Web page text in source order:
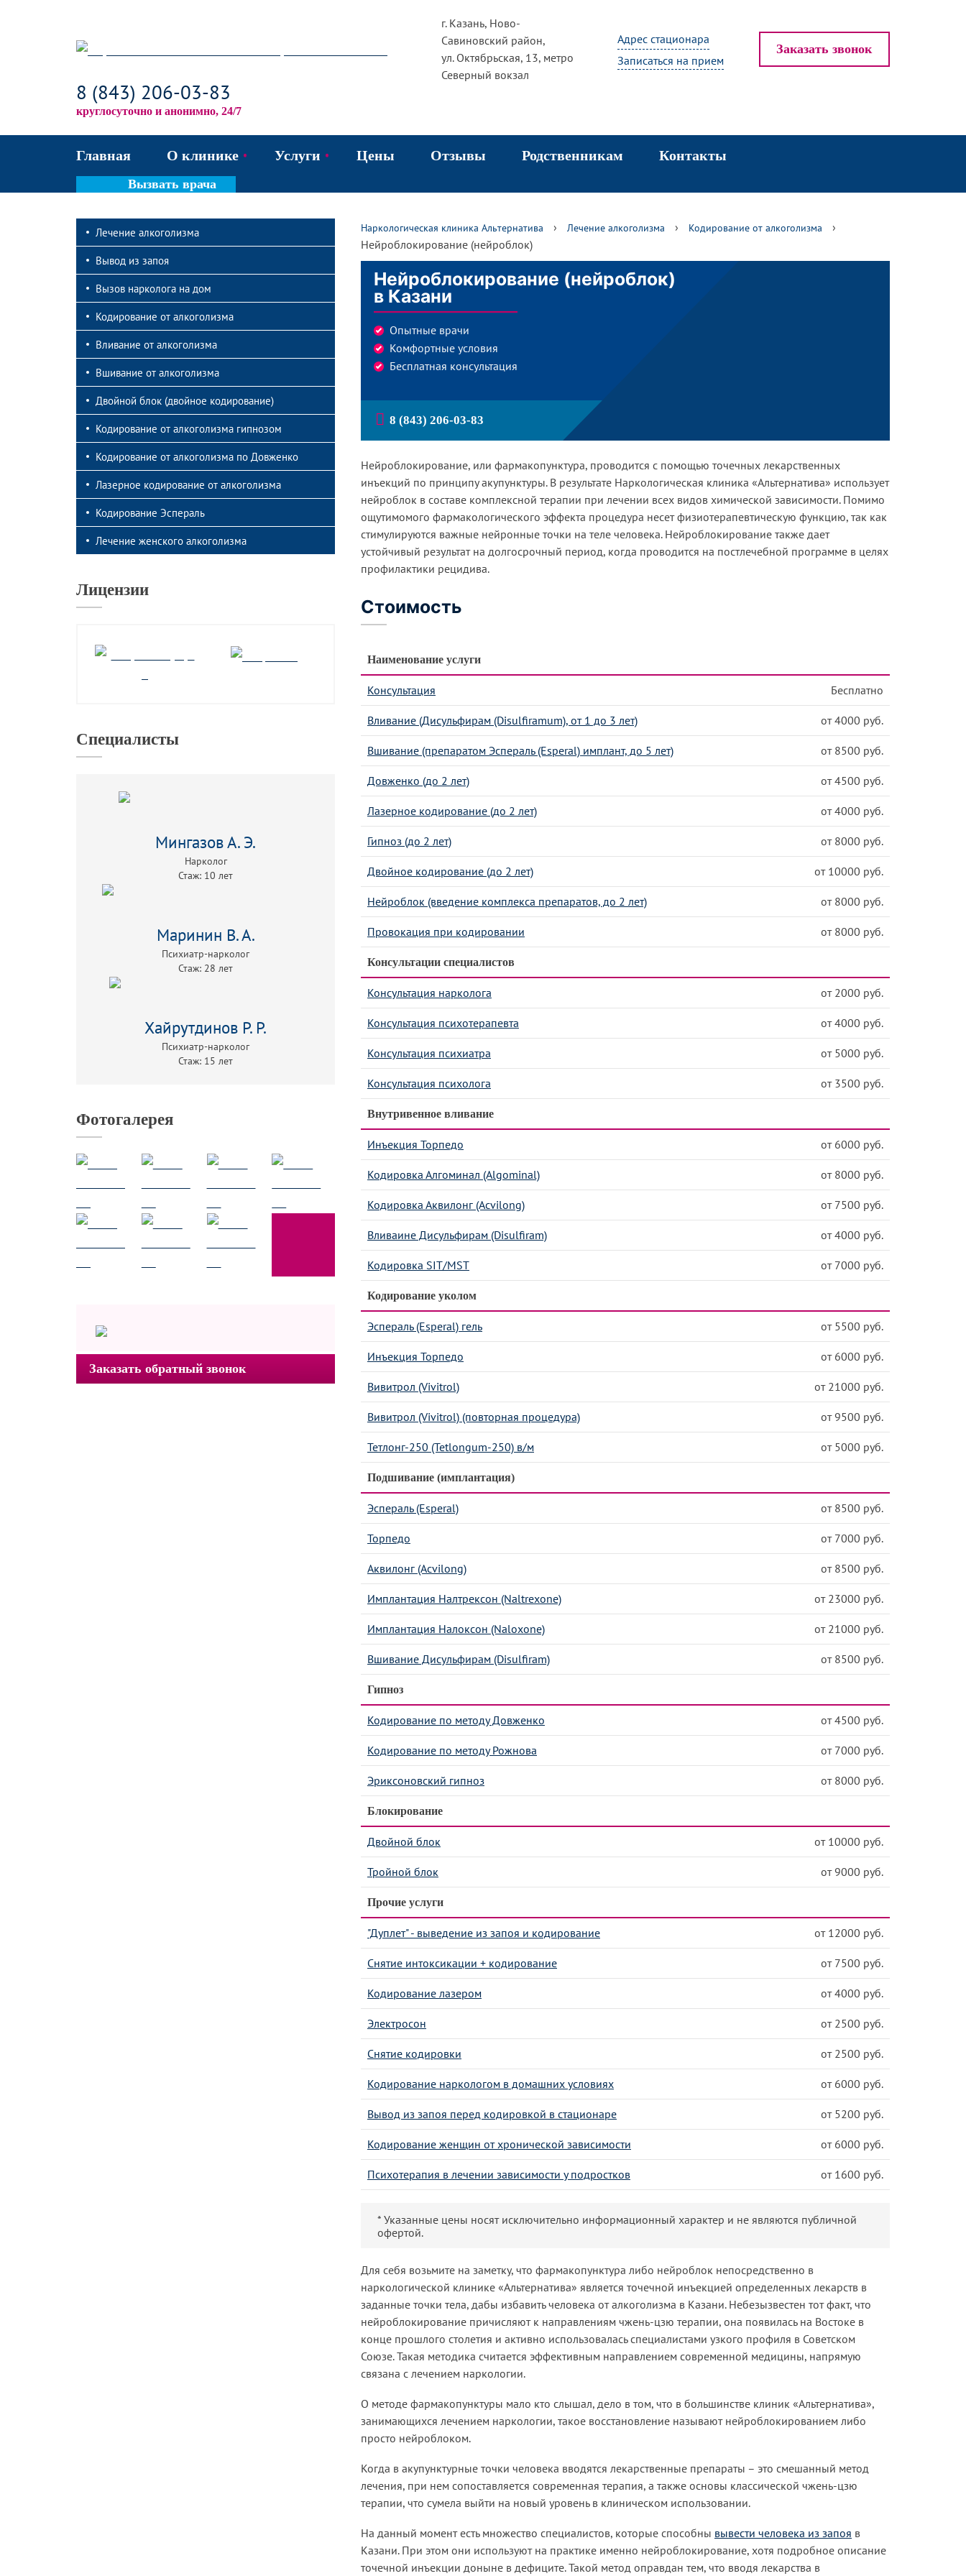
г. Казань, Ново-
Савиновский район,
ул. Октябрьская, 13, метро
Северный вокзал
Адрес стационара
Записаться на прием
Заказать звонок
8 (843) 206-03-83
круглосуточно и анонимно, 24/7
Главная О клинике
Лицензии и сертификаты
Фотогалерея
Видео
Новости
СМИ о нас
Услуги
Вывод из запоя
Кодирование от алкоголизма
Лечение наркомании
Лечение игромании
Отделение психиатрии
Отделение психотерапии
Цены Отзывы Родственникам Контакты
Вызвать врача
Лечение алкоголизма
Вывод из запоя
Вызов нарколога на дом
Кодирование от алкоголизма
Вливание от алкоголизма
Вшивание от алкоголизма
Двойной блок (двойное кодирование)
Кодирование от алкоголизма гипнозом
Кодирование от алкоголизма по Довженко
Лазерное кодирование от алкоголизма
Кодирование Эспераль
Лечение женского алкоголизма
Лицензии
Специалисты
Мингазов А. Э.
Нарколог
Стаж: 10 лет
Маринин В. А.
Психиатр-нарколог
Стаж: 28 лет
Хайрутдинов Р. Р.
Психиатр-нарколог
Стаж: 15 лет
Фотогалерея
Заказать обратный звонок
Наркологическая клиника Альтернатива › Лечение алкоголизма › Кодирование от алкоголизма
›
Нейроблокирование (нейроблок)
Нейроблокирование (нейроблок)
в Казани
Опытные врачи
Комфортные условия
Бесплатная консультация
8 (843) 206-03-83
Нейроблокирование, или фармакопунктура, проводится с помощью точечных лекарственных
инъекций по принципу акупунктуры. В результате Наркологическая клиника «Альтернатива» использует
нейроблок в составе комплексной терапии при лечении всех видов химической зависимости. Помимо
ощутимомого фармакологического эффекта процедура несет физиотерапевтическую функцию, так как
стимулируются важные нейронные точки на теле человека. Нейроблокирование также дает
устойчивый результат на долгосрочный период, когда проводится на постлечебной программе в целях
профилактики рецидива.
Стоимость
Наименование услуги
Консультация Бесплатно
Вливание (Дисульфирам (Disulfiramum), от 1 до 3 лет) от 4000 руб.
Вшивание (препаратом Эспераль (Esperal) имплант, до 5 лет) от 8500 руб.
Довженко (до 2 лет) от 4500 руб.
Лазерное кодирование (до 2 лет) от 4000 руб.
Гипноз (до 2 лет) от 8000 руб.
Двойное кодирование (до 2 лет) от 10000 руб.
Нейроблок (введение комплекса препаратов, до 2 лет) от 8000 руб.
Провокация при кодировании от 8000 руб.
Консультации специалистов
Консультация нарколога от 2000 руб.
Консультация психотерапевта от 4000 руб.
Консультация психиатра от 5000 руб.
Консультация психолога от 3500 руб.
Внутривенное вливание
Инъекция Торпедо от 6000 руб.
Кодировка Алгоминал (Algominal) от 8000 руб.
Кодировка Аквилонг (Acvilong) от 7500 руб.
Вливаине Дисульфирам (Disulfiram) от 4000 руб.
Кодировка SIT/MST от 7000 руб.
Кодирование уколом
Эспераль (Esperal) гель от 5500 руб.
Инъекция Торпедо от 6000 руб.
Вивитрол (Vivitrol) от 21000 руб.
Вивитрол (Vivitrol) (повторная процедура) от 9500 руб.
Тетлонг-250 (Tetlongum-250) в/м от 5000 руб.
Подшивание (имплантация)
Эспераль (Esperal) от 8500 руб.
Торпедо от 7000 руб.
Аквилонг (Acvilong) от 8500 руб.
Имплантация Налтрексон (Naltrexone) от 23000 руб.
Имплантация Налоксон (Naloxone) от 21000 руб.
Вшивание Дисульфирам (Disulfiram) от 8500 руб.
Гипноз
Кодирование по методу Довженко от 4500 руб.
Кодирование по методу Рожнова от 7000 руб.
Эриксоновский гипноз от 8000 руб.
Блокирование
Двойной блок от 10000 руб.
Тройной блок от 9000 руб.
Прочие услуги
"Дуплет" - выведение из запоя и кодирование от 12000 руб.
Снятие интоксикации + кодирование от 7500 руб.
Кодирование лазером от 4000 руб.
Электросон от 2500 руб.
Снятие кодировки от 2500 руб.
Кодирование наркологом в домашних условиях от 6000 руб.
Вывод из запоя перед кодировкой в стационаре от 5200 руб.
Кодирование женщин от хронической зависимости от 6000 руб.
Психотерапия в лечении зависимости у подростков от 1600 руб.
* Указанные цены носят исключительно информационный характер и не являются публичной
офертой.
Для себя возьмите на заметку, что фармакопунктура либо нейроблок непосредственно в
наркологической клинике «Альтернатива» является точечной инъекцией определенных лекарств в
заданные точки тела, дабы избавить человека от алкоголизма в Казани. Небезызвестен тот факт, что
нейроблокирование причисляют к направлениям чжень-цзю терапии, она появилась на Востоке в
конце прошлого столетия и активно использовалась специалистами узкого профиля в Советском
Союзе. Такая методика считается эффективным направлением современной медицины, напрямую
связана с лечением наркологии.
О методе фармакопунктуры мало кто слышал, дело в том, что в большинстве клиник «Альтернатива»,
занимающихся лечением наркологии, такое восстановление называют нейроблокированием либо
просто нейроблоком.
Когда в акупунктурные точки человека вводятся лекарственные препараты – это смешанный метод
лечения, при нем сопоставляется современная терапия, а также основы классической чжень-цзю
терапии, что сумела выйти на новый уровень в клиническом использовании.
На данный момент есть множество специалистов, которые способны вывести человека из запоя в
Казани. При этом они используют на практике именно нейроблокирование, хотя подробное описание
точечной инъекции доныне в дефиците. Такой метод оправдан тем, что вводя лекарства в